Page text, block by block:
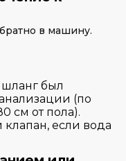
в машину.
был
(по
см от пола).
если вода